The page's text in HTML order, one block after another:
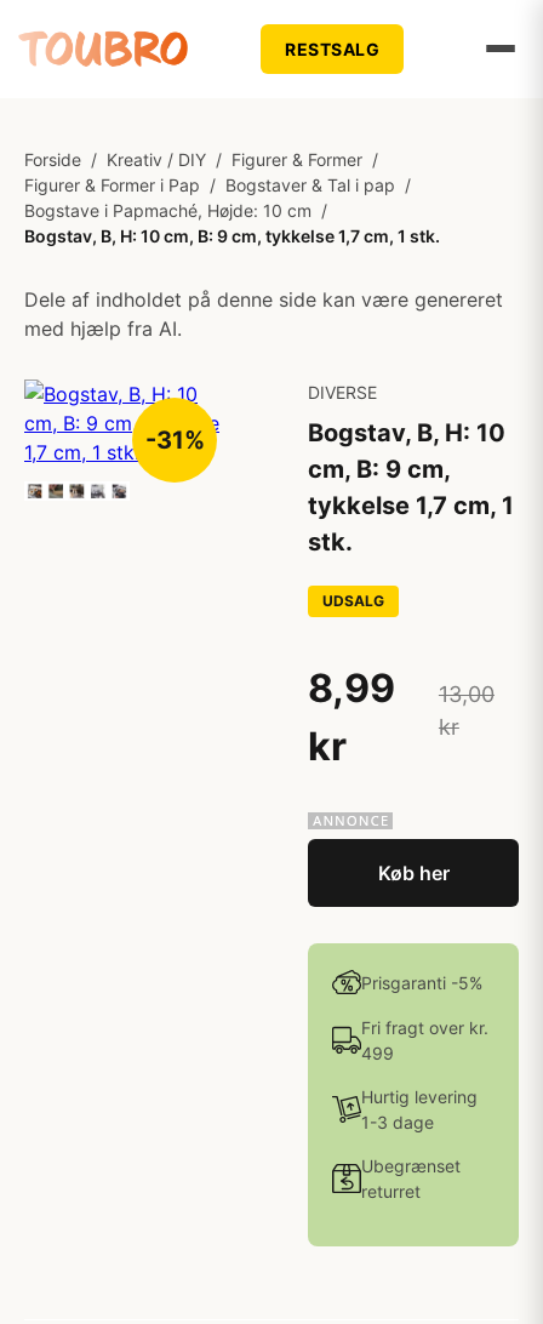
RESTSALG
Forside / Kreativ / DIY / Figurer & Former /
Figurer & Former i Pap / Bogstaver & Tal i pap /
Bogstave i Papmaché, Højde: 10 cm /
Bogstav, B, H: 10 cm, B: 9 cm, tykkelse 1,7 cm, 1 stk.
Dele af indholdet på denne side kan være genereret
med hjælp fra AI.
-31%
DIVERSE
Bogstav, B, H: 10
cm, B: 9 cm,
tykkelse 1,7 cm, 1
stk.
UDSALG
8,99
kr
13,00
kr
Køb her
Prisgaranti -5%
Fri fragt over kr.
499
Hurtig levering
1-3 dage
Ubegrænset
returret